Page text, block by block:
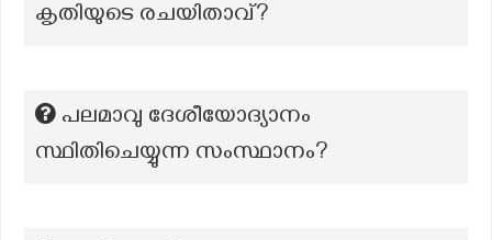
കൃതിയുടെ രചയിതാവ്?
പലമാവു ദേശീയോദ്യാനം
സ്ഥിതിചെയ്യുന്ന സംസ്ഥാനം?